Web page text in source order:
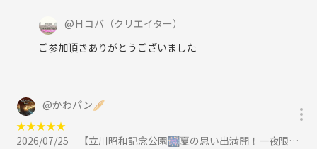
@ Ｈコバ （クリエイター）
ご参加頂きありがとうございました
@かわパン🥖
★★★★★
2026/07/25
【立川昭和記念公園🎆夏の思い出満開！一夜限りの花火スペシャルに参加